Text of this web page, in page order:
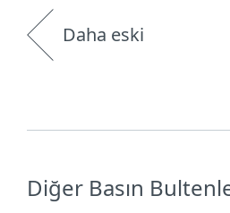
Daha eski
Diğer Basın